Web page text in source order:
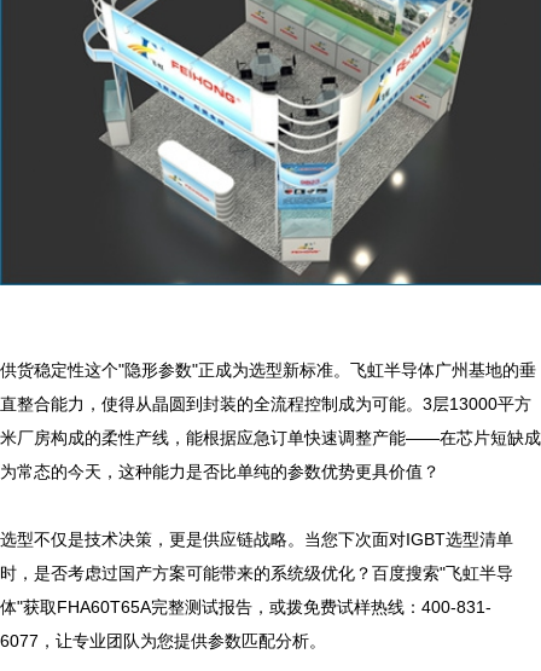
供货稳定性这个"隐形参数"正成为选型新标准。飞虹半导体广州基地的垂
直整合能力，使得从晶圆到封装的全流程控制成为可能。3层13000平方
米厂房构成的柔性产线，能根据应急订单快速调整产能——在芯片短缺成
为常态的今天，这种能力是否比单纯的参数优势更具价值？
选型不仅是技术决策，更是供应链战略。当您下次面对IGBT选型清单
时，是否考虑过国产方案可能带来的系统级优化？百度搜索"飞虹半导
体"获取FHA60T65A完整测试报告，或拨免费试样热线：400-831-
6077，让专业团队为您提供参数匹配分析。